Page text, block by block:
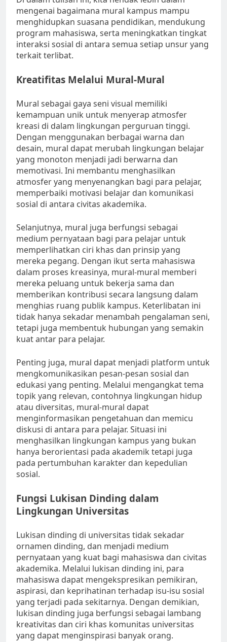
mengenai bagaimana mural kampus mampu
menghidupkan suasana pendidikan, mendukung
program mahasiswa, serta meningkatkan tingkat
interaksi sosial di antara semua setiap unsur yang
terkait terlibat.
Kreatifitas Melalui Mural-Mural
Mural sebagai gaya seni visual memiliki
kemampuan unik untuk menyerap atmosfer
kreasi di dalam lingkungan perguruan tinggi.
Dengan menggunakan berbagai warna dan
desain, mural dapat merubah lingkungan belajar
yang monoton menjadi jadi berwarna dan
memotivasi. Ini membantu menghasilkan
atmosfer yang menyenangkan bagi para pelajar,
memperbaiki motivasi belajar dan komunikasi
sosial di antara civitas akademika.
Selanjutnya, mural juga berfungsi sebagai
medium pernyataan bagi para pelajar untuk
memperlihatkan ciri khas dan prinsip yang
mereka pegang. Dengan ikut serta mahasiswa
dalam proses kreasinya, mural-mural memberi
mereka peluang untuk bekerja sama dan
memberikan kontribusi secara langsung dalam
menghias ruang publik kampus. Keterlibatan ini
tidak hanya sekadar menambah pengalaman seni,
tetapi juga membentuk hubungan yang semakin
kuat antar para pelajar.
Penting juga, mural dapat menjadi platform untuk
mengkomunikasikan pesan-pesan sosial dan
edukasi yang penting. Melalui mengangkat tema
topik yang relevan, contohnya lingkungan hidup
atau diversitas, mural-mural dapat
menginformasikan pengetahuan dan memicu
diskusi di antara para pelajar. Situasi ini
menghasilkan lingkungan kampus yang bukan
hanya berorientasi pada akademik tetapi juga
pada pertumbuhan karakter dan kepedulian
sosial.
Fungsi Lukisan Dinding dalam
Lingkungan Universitas
Lukisan dinding di universitas tidak sekadar
ornamen dinding, dan menjadi medium
pernyataan yang kuat bagi mahasiswa dan civitas
akademika. Melalui lukisan dinding ini, para
mahasiswa dapat mengekspresikan pemikiran,
aspirasi, dan keprihatinan terhadap isu-isu sosial
yang terjadi pada sekitarnya. Dengan demikian,
lukisan dinding juga berfungsi sebagai lambang
kreativitas dan ciri khas komunitas universitas
yang dapat menginspirasi banyak orang.